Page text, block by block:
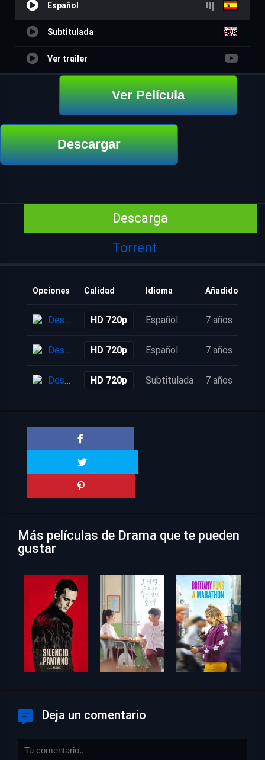
Español
Subtitulada
Ver trailer
Ver Película
Descargar
Descarga
Torrent
Opciones Calidad Idioma Añadido
Descarga HD 720p Español 7 años
Descarga HD 720p Español 7 años
Descarga HD 720p Subtitulada 7 años
Más películas de Drama que te pueden
gustar
Deja un comentario